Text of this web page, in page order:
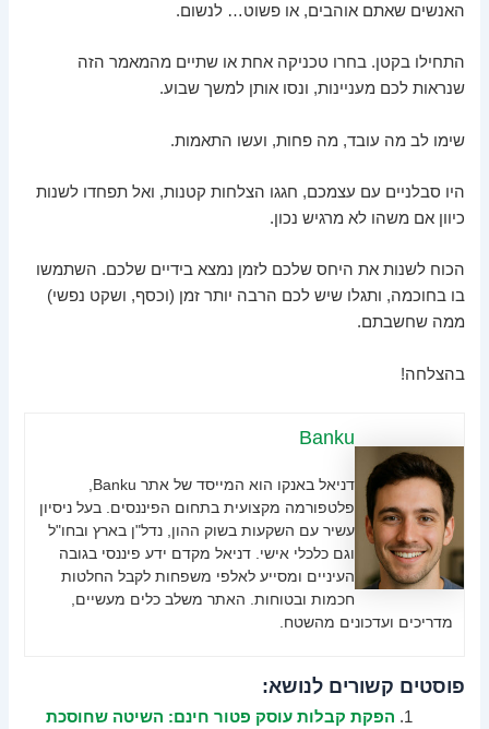
האנשים שאתם אוהבים, או פשוט… לנשום.
התחילו בקטן. בחרו טכניקה אחת או שתיים מהמאמר הזה
שנראות לכם מעניינות, ונסו אותן למשך שבוע.
שימו לב מה עובד, מה פחות, ועשו התאמות.
היו סבלניים עם עצמכם, חגגו הצלחות קטנות, ואל תפחדו לשנות
כיוון אם משהו לא מרגיש נכון.
הכוח לשנות את היחס שלכם לזמן נמצא בידיים שלכם. השתמשו
בו בחוכמה, ותגלו שיש לכם הרבה יותר זמן (וכסף, ושקט נפשי)
ממה שחשבתם.
בהצלחה!
Banku
פלטפורמה מקצועית בתחום הפיננסים. בעל ניסיון
עשיר עם השקעות בשוק ההון, נדל"ן בארץ ובחו"ל
וגם כלכלי אישי. דניאל מקדם ידע פיננסי בגובה
העיניים ומסייע לאלפי משפחות לקבל החלטות
חכמות ובטוחות. האתר משלב כלים מעשיים,
מדריכים ועדכונים מהשטח.
פוסטים קשורים לנושא:
הפקת קבלות עוסק פטור חינם: השיטה שחוסכת